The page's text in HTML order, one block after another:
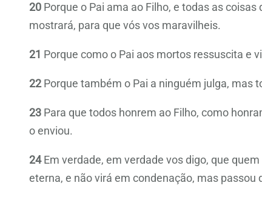
20 Porque o Pai ama ao Filho, e todas as
mostrará, para que vós vos maravilheis.
21 Porque como o Pai aos mortos ressuscita e
22Porque também o Pai a ninguém julga, mas
23 Para que todos honrem ao Filho, como
o enviou.
24Em verdade, em verdade vos digo, que
eterna, e não virá em condenação, mas passou